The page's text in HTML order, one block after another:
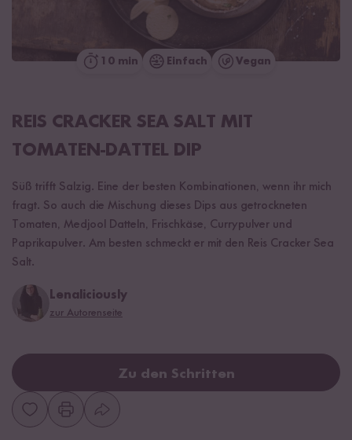
10 min Einfach Vegan
REIS CRACKER SEA SALT MIT
TOMATEN-DATTEL DIP
Süß trifft Salzig. Eine der besten Kombinationen, wenn ihr mich
fragt. So auch die Mischung dieses Dips aus getrockneten
Tomaten, Medjool Datteln, Frischkäse, Currypulver und
Paprikapulver. Am besten schmeckt er mit den Reis Cracker Sea
Salt.
Lenaliciously
zur Autorenseite
Zu den Schritten